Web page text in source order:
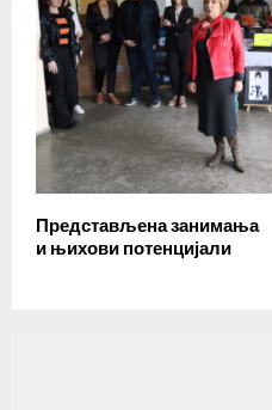
Представљена занимања
и њихови потенцијали